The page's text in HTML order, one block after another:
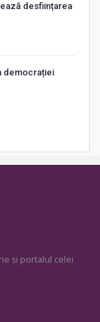
desființarea
democrației
și portalul celei